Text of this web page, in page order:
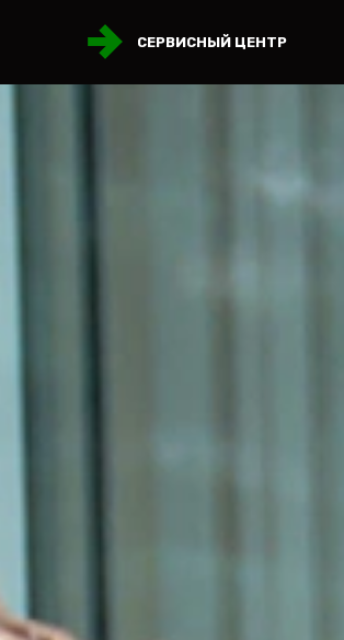
СЕРВИСНЫЙ ЦЕНТР